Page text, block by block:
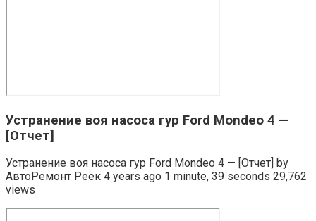
Устранение воя насоса гур Ford Mondeo 4 —
[Отчет]
Устранение воя насоса гур Ford Mondeo 4 — [Отчет] by
АвтоРемонт Реек 4 years ago 1 minute, 39 seconds 29,762
views